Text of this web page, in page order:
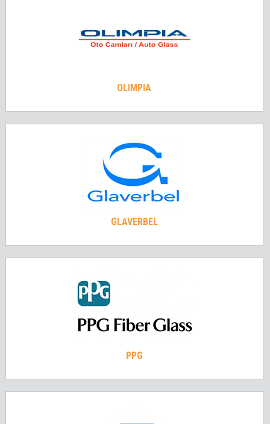
OLIMPIA
GLAVERBEL
PPG